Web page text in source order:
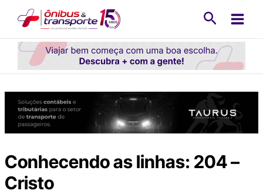
conteúdo
Conhecendo as linhas: 204 –
Cristo